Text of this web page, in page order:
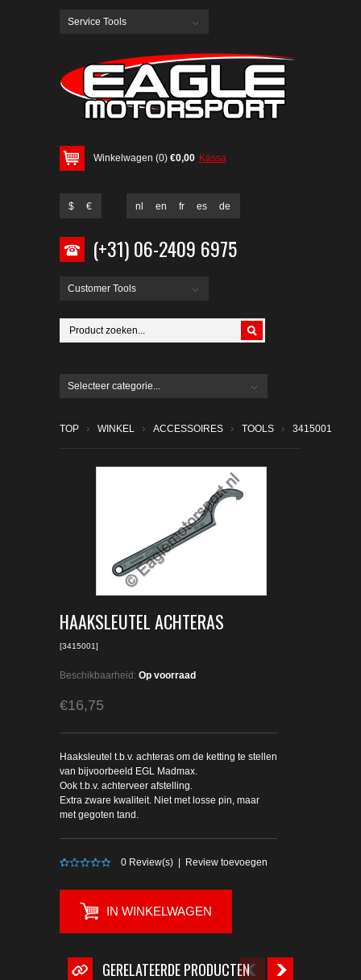
Service Tools
Winkelwagen (0) €0,00 Kassa
$ € nl en fr es de
(+31) 06-2409 6975
Customer Tools
Selecteer categorie...
TOP WINKEL ACCESSOIRES TOOLS 3415001
HAAKSLEUTEL ACHTERAS
[3415001]
Beschikbaarheid: Op voorraad
€16,75
Haaksleutel t.b.v. achteras om de ketting te stellen
van bijvoorbeeld EGL Madmax.
Ook t.b.v. achterveer afstelling.
Extra zware kwaliteit. Niet met losse pin, maar
met gegoten tand.
0 Review(s) | Review toevoegen
IN WINKELWAGEN
GERELATEERDE PRODUCTEN